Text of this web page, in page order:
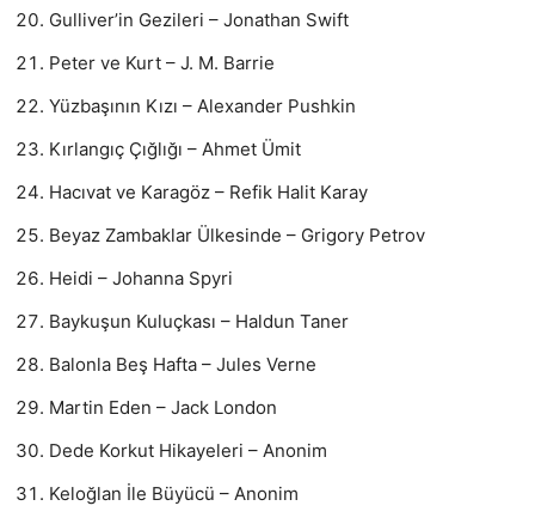
Gulliver’in Gezileri – Jonathan Swift
Peter ve Kurt – J. M. Barrie
Yüzbaşının Kızı – Alexander Pushkin
Kırlangıç Çığlığı – Ahmet Ümit
Hacıvat ve Karagöz – Refik Halit Karay
Beyaz Zambaklar Ülkesinde – Grigory Petrov
Heidi – Johanna Spyri
Baykuşun Kuluçkası – Haldun Taner
Balonla Beş Hafta – Jules Verne
Martin Eden – Jack London
Dede Korkut Hikayeleri – Anonim
Keloğlan İle Büyücü – Anonim